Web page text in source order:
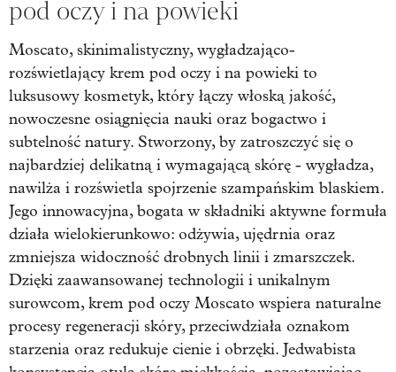
pod oczy i na powieki
Moscato, skinimalistyczny, wygładzająco-
rozświetlający krem pod oczy i na powieki to
luksusowy kosmetyk, który łączy włoską jakość,
nowoczesne osiągnięcia nauki oraz bogactwo i
subtelność natury. Stworzony, by zatroszczyć się o
najbardziej delikatną i wymagającą skórę - wygładza,
nawilża i rozświetla spojrzenie szampańskim blaskiem.
Jego innowacyjna, bogata w składniki aktywne formuła
działa wielokierunkowo: odżywia, ujędrnia oraz
zmniejsza widoczność drobnych linii i zmarszczek.
Dzięki zaawansowanej technologii i unikalnym
surowcom, krem pod oczy Moscato wspiera naturalne
procesy regeneracji skóry, przeciwdziała oznakom
starzenia oraz redukuje cienie i obrzęki. Jedwabista